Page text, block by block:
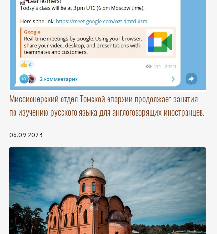
Миссионерский отдел Томской епархии продолжает занятия
по изучению русского языка для англоговорящих иностранцев.
06.09.2023